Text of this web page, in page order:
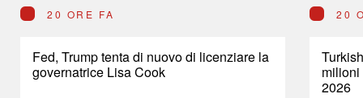
20 ORE FA
Fed, Trump tenta di nuovo di licenziare la
governatrice Lisa Cook
20
2026